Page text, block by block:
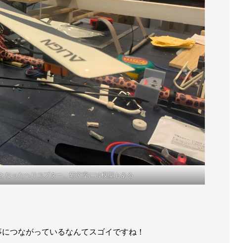
なったヘリコプター。研究室には模型もある
つながっているなんてスゴイですね！